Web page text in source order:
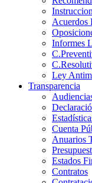
Acuerdos
Informes
Ley
Transparencia
Cuenta
Anuarios
Estados
Contratos